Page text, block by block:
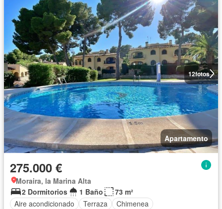
12fotos
Apartamento
275.000 €
Moraira, la Marina Alta
2 Dormitorios
1 Baño
73 m²
Aire acondicionado
Terraza
Chimenea